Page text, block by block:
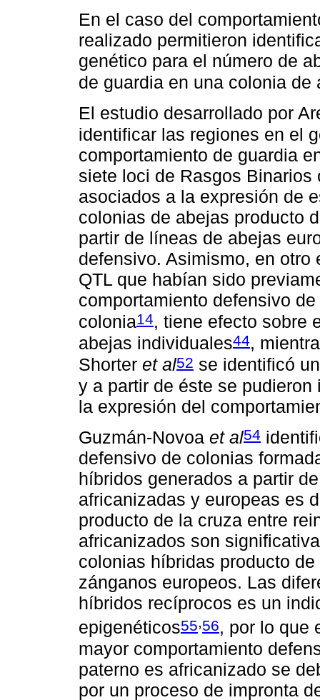
En el caso del
realizado permitieron
genético para el número de
de guardia en una colonia de
El estudio desarrollado por
identificar las regiones en el
comportamiento de guardia
siete loci de Rasgos
asociados a la expresión de
colonias de abejas producto
partir de líneas de abejas
defensivo. Asimismo, en
QTL que habían sido
comportamiento defensivo
colonia14, tiene efecto sobre
abejas individuales44,
Shorter et al52 se identificó
y a partir de éste se
la expresión del
Guzmán-Novoa et al54
defensivo de colonias
híbridos generados a partir
africanizadas y europeas es
producto de la cruza entre
africanizados son
colonias híbridas producto
zánganos europeos. Las
híbridos recíprocos es un
epigenéticos55,56, por lo que
mayor comportamiento
paterno es africanizado se
por un proceso de impronta